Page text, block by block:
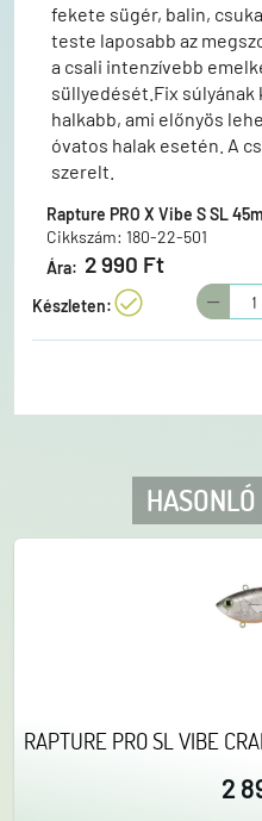
fekete sügér, balin,
teste laposabb az
a csali intenzívebb
süllyedését.Fix súlyának
halkabb, ami előnyös
óvatos halak esetén. A
szerelt.
Rapture PRO X Vibe S SL
Cikkszám: 180-22-501
Ára: 2 990 Ft
Készleten:
RAPTURE PRO SL VIBE
2